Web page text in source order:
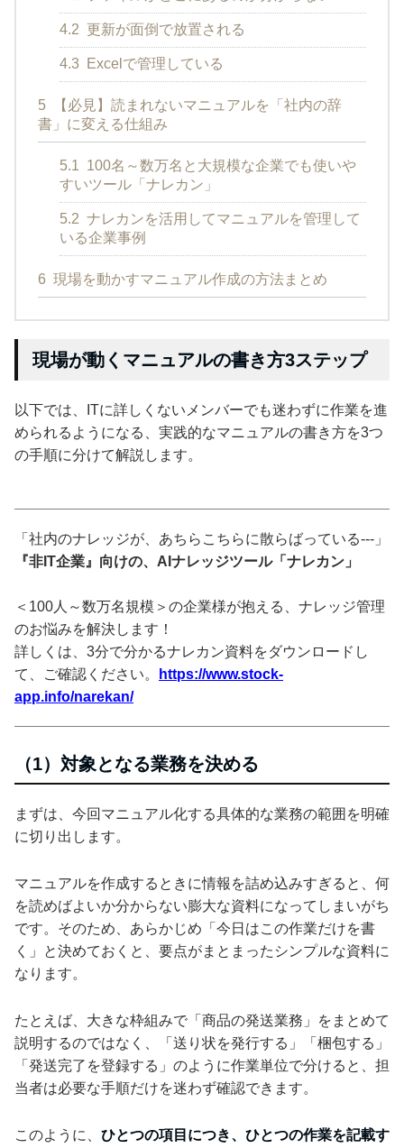
4.2 更新が面倒で放置される
4.3 Excelで管理している
5
【必見】読まれないマニュアルを「社内の辞
書」に変える仕組み
5.1 100名～数万名と大規模な企業でも使いや
すいツール「ナレカン」
5.2 ナレカンを活用してマニュアルを管理して
いる企業事例
6 現場を動かすマニュアル作成の方法まとめ
現場が動くマニュアルの書き方3ステップ
以下では、ITに詳しくないメンバーでも迷わずに作業を進
められるようになる、実践的なマニュアルの書き方を3つ
の手順に分けて解説します。
「社内のナレッジが、あちらこちらに散らばっている---」
『非IT企業』向けの、AIナレッジツール「ナレカン」
＜100人～数万名規模＞の企業様が抱える、ナレッジ管理
のお悩みを解決します！
詳しくは、3分で分かるナレカン資料をダウンロードし
て、ご確認ください。
https://www.stock-
app.info/narekan/
（1）対象となる業務を決める
まずは、今回マニュアル化する具体的な業務の範囲を明確
に切り出します。
マニュアルを作成するときに情報を詰め込みすぎると、何
を読めばよいか分からない膨大な資料になってしまいがち
です。そのため、あらかじめ「今日はこの作業だけを書
く」と決めておくと、要点がまとまったシンプルな資料に
なります。
たとえば、大きな枠組みで「商品の発送業務」をまとめて
説明するのではなく、「送り状を発行する」「梱包する」
「発送完了を登録する」のように作業単位で分けると、担
当者は必要な手順だけを迷わず確認できます。
このように、 ひとつの項目につき、ひとつの作業を記載す